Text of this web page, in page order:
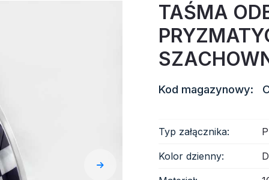
Odblaskowy winyl termotransferowy
TAŚMA
Kod magazynowy:
Typ załącznika:
Kolor dzienny: